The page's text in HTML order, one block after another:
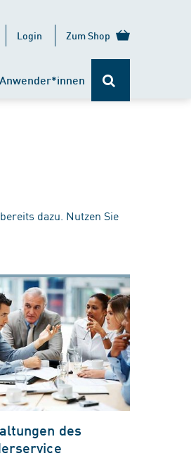
Login Zum Shop
dazu. Nutzen Sie
des